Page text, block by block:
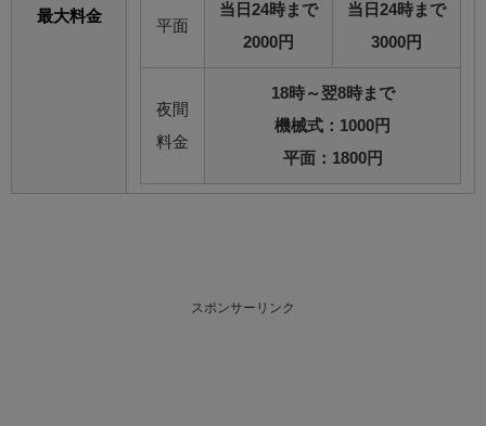
最大料金
平面
当日24時まで
2000円
当日24時まで
3000円
夜間
料金
18時～翌8時まで
機械式：1000円
平面：1800円
スポンサーリンク